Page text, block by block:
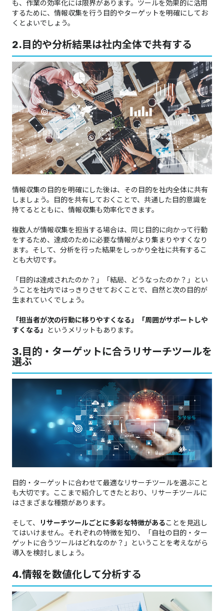
も、作業の効率化には限界があります。ツールを効果的に活用
するために、情報収集を行う目的やターゲットを明確にしてお
くとよいでしょう。
2. 目的や分析結果は社内全体で共有する
情報収集の目的を明確にした後は、その目的を社内全体に共有
しましょう。目的を共有しておくことで、共通した目的意識を
持てるとともに、情報収集も効率化できます。
複数人が情報収集を担当する場合は、同じ目的に向かって行動
をするため、達成のために必要な情報がより集まりやすくなり
ます。そして、分析を行った結果をしっかり全社に共有するこ
とも大切です。
「目的は達成されたのか？」「結局、どうなったのか？」とい
うことを社内ではっきりさせておくことで、自然と次の目的が
生まれていくでしょう。
「担当者が次の行動に移りやすくなる」「周囲がサポートしや
すくなる」
というメリットもあります。
3. 目的・ターゲットに合うリサーチツールを
選ぶ
目的・ターゲットに合わせて最適なリサーチツールを選ぶこと
も大切です。ここまで紹介してきたとおり、リサーチツールに
はさまざまな種類があります。
そして、 リサーチツールごとに多彩な特徴があることを見逃し
てはいけません。それぞれの特徴を知り、「自社の目的・ター
ゲットに合うツールはどれなのか？」ということを考えながら
導入を検討しましょう。
4.情報を数値化して分析する